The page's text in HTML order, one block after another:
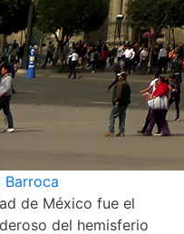
Barroca
de México fue el
del hemisferio